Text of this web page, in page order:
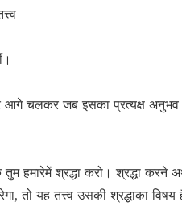
आगे चलकर जब इसका प्रत्यक्ष अनुभव
हमारेमें श्रद्धा करो। श्रद्धा करने
तो यह तत्त्व उसकी श्रद्धाका